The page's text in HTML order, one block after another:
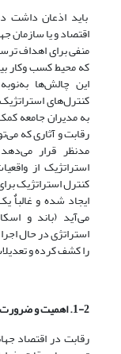
باید اذعان داشت
اقتصاد و یا سازمان
منفی برای اهداف
که محیط کسب وکار
این چالش‌ها
کنترل‌های
به مدیران جامعه
رقابت و آثاری که
استراتژیک از
کنترل استراتژیک
ایجاد شده و غالباٌ
استراتژی در حال
را کشف کرده و
1-2. اهمیت و ضرورت انجام تحقیق